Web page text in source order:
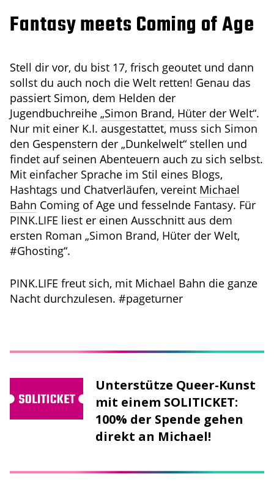
Fantasy meets Coming of Age
Stell dir vor, du bist 17, frisch geoutet und dann
sollst du auch noch die Welt retten! Genau das
passiert Simon, dem Helden der
Jugendbuchreihe „Simon Brand, Hüter der Welt“.
Nur mit einer K.I. ausgestattet, muss sich Simon
den Gespenstern der „Dunkelwelt“ stellen und
findet auf seinen Abenteuern auch zu sich selbst.
Mit einfacher Sprache im Stil eines Blogs,
Hashtags und Chatverläufen, vereint Michael
Bahn Coming of Age und fesselnde Fantasy. Für
PINK.LIFE liest er einen Ausschnitt aus dem
ersten Roman „Simon Brand, Hüter der Welt,
#Ghosting“.
PINK.LIFE freut sich, mit Michael Bahn die ganze
Nacht durchzulesen. #pageturner
Unterstütze Queer-Kunst
mit einem SOLITICKET:
100% der Spende gehen
direkt an Michael!